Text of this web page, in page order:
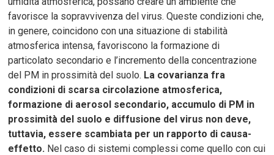
favorisce la sopravvivenza del virus. Queste condizioni che,
in genere, coincidono con una situazione di stabilità
atmosferica intensa, favoriscono la formazione di
particolato secondario e l’incremento della concentrazione
del PM in prossimità del suolo. La covarianza fra
condizioni di scarsa circolazione atmosferica,
formazione di aerosol secondario, accumulo di PM in
prossimità del suolo e diffusione del virus non deve,
tuttavia, essere scambiata per un rapporto di causa-
effetto. Nel caso di sistemi complessi come quello con cui